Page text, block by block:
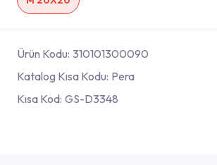
Ürün Kodu: 310101300090
Katalog Kısa Kodu: Pera
Kısa Kod: GS-D3348